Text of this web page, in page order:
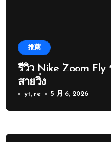
推薦
รีวิว Nike Zoom
สายวิ่ง
yt, re 5 月 6, 2026